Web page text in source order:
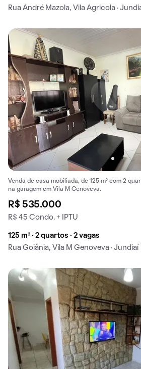
Rua André Mazola, Vila Agricola ·
Venda de casa mobiliada, de 125 m² com 2
na garagem em Vila M Genoveva.
R$ 535.000
R$ 45 Condo. + IPTU
125 m² · 2 quartos · 2 vagas
Rua Goiânia, Vila M Genoveva · Jundiaí